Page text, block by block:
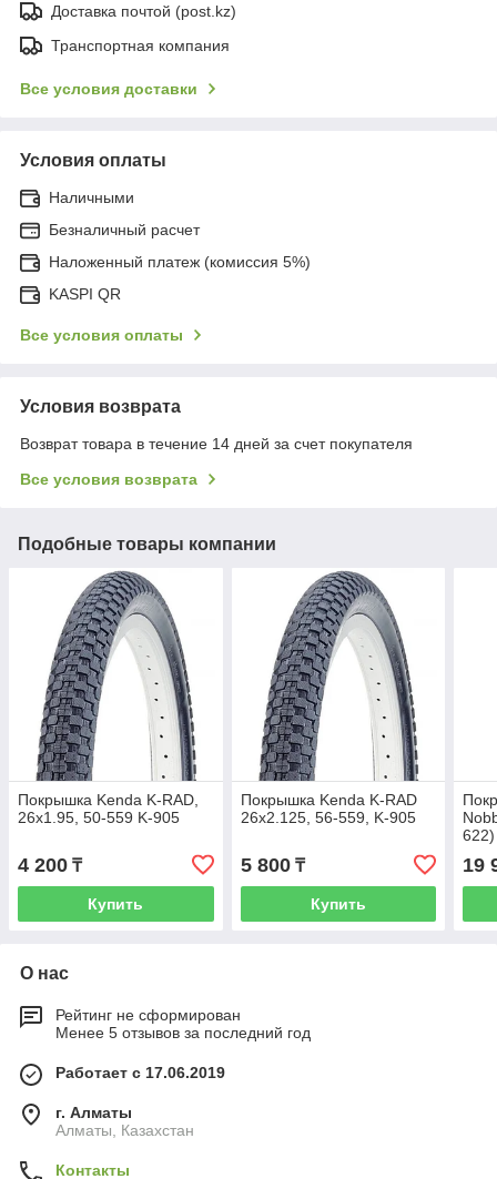
Доставка почтой (post.kz)
Транспортная компания
Все условия доставки
Условия оплаты
Наличными
Безналичный расчет
Наложенный платеж (комиссия 5%)
KASPI QR
Все условия оплаты
Условия возврата
Возврат товара в течение 14 дней за счет покупателя
Все условия возврата
Подобные товары компании
Покрышка Kenda K-RAD,
26x1.95, 50-559 K-905
4 200 ₸
Купить
Покрышка Kenda K-RAD
26x2.125, 56-559, K-905
5 800₸
Купить
622)
19
О нас
Рейтинг не сформирован
Менее 5 отзывов за последний год
Работает с 17.06.2019
г. Алматы
Алматы, Казахстан
Контакты